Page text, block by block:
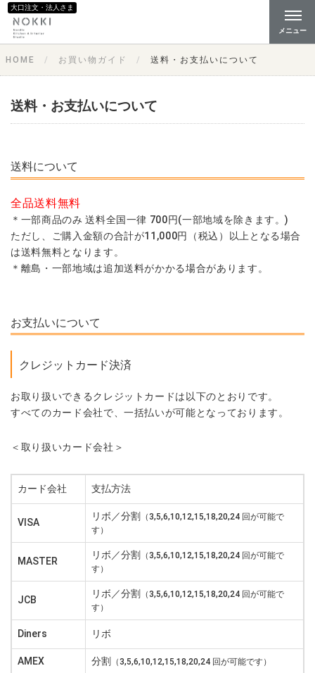
大口注文・法人さま
メニュー
HOME お買い物ガイド 送料・お支払いについて
送料・お支払いについて
送料について
全品送料無料
＊一部商品のみ 送料全国一律 700円(一部地域を除きます。)
ただし、ご購入金額の合計が11,000円（税込）以上となる場合
は送料無料となります。
＊離島・一部地域は追加送料がかかる場合があります。
お支払いについて
クレジットカード決済
お取り扱いできるクレジットカードは以下のとおりです。
すべてのカード会社で、一括払いが可能となっております。
＜取り扱いカード会社＞
カード会社 支払方法
VISA
リボ／分割
（3,5,6,10,12,15,18,20,24 回が可能で
す）
MASTER
リボ／分割
（3,5,6,10,12,15,18,20,24 回が可能で
す）
JCB
リボ／分割
（3,5,6,10,12,15,18,20,24 回が可能で
す）
Diners リボ
AMEX 分割 （3,5,6,10,12,15,18,20,24 回が可能です）